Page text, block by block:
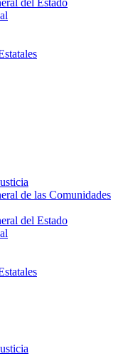
del Estado
de las Comunidades
del Estado